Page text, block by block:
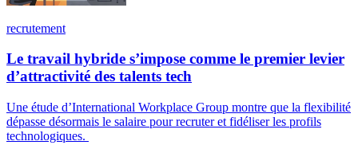
recrutement
Le travail hybride s’impose comme le premier levier
d’attractivité des talents tech
Une étude d’International Workplace Group montre que la flexibilité
dépasse désormais le salaire pour recruter et fidéliser les profils
technologiques.